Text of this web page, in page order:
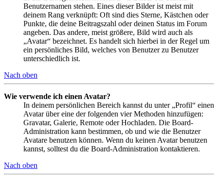
Benutzernamen stehen. Eines dieser Bilder ist meist mit
deinem Rang verknüpft: Oft sind dies Sterne, Kästchen oder
Punkte, die deine Beitragszahl oder deinen Status im Forum
angeben. Das andere, meist größere, Bild wird auch als
„Avatar“ bezeichnet. Es handelt sich hierbei in der Regel um
ein persönliches Bild, welches von Benutzer zu Benutzer
unterschiedlich ist.
Nach oben
Wie verwende ich einen Avatar?
In deinem persönlichen Bereich kannst du unter „Profil“ einen
Avatar über eine der folgenden vier Methoden hinzufügen:
Gravatar, Galerie, Remote oder Hochladen. Die Board-
Administration kann bestimmen, ob und wie die Benutzer
Avatare benutzen können. Wenn du keinen Avatar benutzen
kannst, solltest du die Board-Administration kontaktieren.
Nach oben